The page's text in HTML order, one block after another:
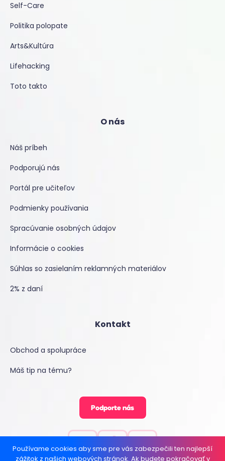
Self-Care
Politika polopate
Arts&Kultúra
Lifehacking
Toto takto
O nás
Náš príbeh
Podporujú nás
Portál pre učiteľov
Podmienky používania
Spracúvanie osobných údajov
Informácie o cookies
Súhlas so zasielaním reklamných materiálov
2% z daní
Kontakt
Obchod a spolupráce
Máš tip na tému?
Podporte nás
Používame cookies aby sme pre vás zabezpečili ten najlepší
zážitok z našich webových stránok. Ak budete pokračovať v